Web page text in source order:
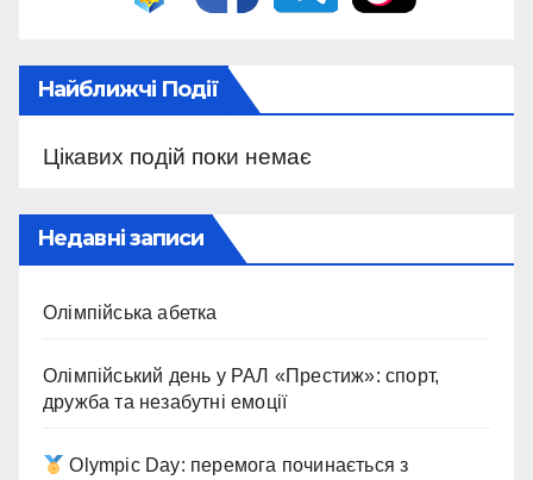
Найближчі Події
Цікавих подій поки немає
Недавні записи
Олімпійська абетка
Олімпійський день у РАЛ «Престиж»: спорт,
дружба та незабутні емоції
Olympic Day: перемога починається з